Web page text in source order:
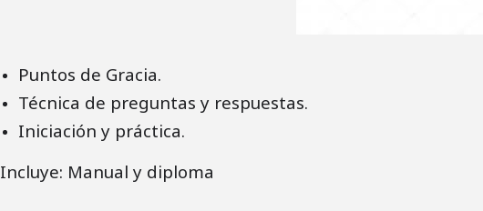
Puntos de Gracia.
Técnica de preguntas y respuestas.
Iniciación y práctica.
Incluye: Manual y diploma